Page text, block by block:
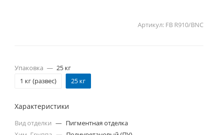
Артикул: FB R910/BNC
Упаковка — 25 кг
1 кг (развес)
25 кг
Характеристики
Вид отделки — Пигментная отделка